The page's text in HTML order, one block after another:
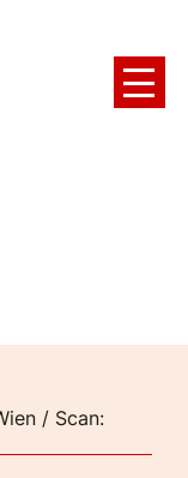
/ Scan: